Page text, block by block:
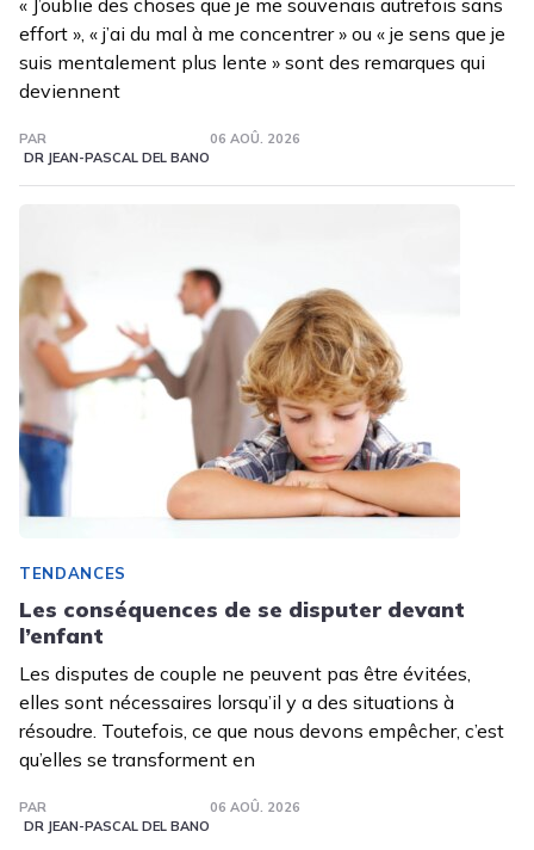
effort », « j’ai du mal à me concentrer » ou « je sens que je
suis mentalement plus lente » sont des remarques qui
deviennent
PAR
DR JEAN-PASCAL DEL BANO
06 AOÛ. 2026
TENDANCES
Les conséquences de se disputer devant
l’enfant
Les disputes de couple ne peuvent pas être évitées,
elles sont nécessaires lorsqu’il y a des situations à
résoudre. Toutefois, ce que nous devons empêcher, c’est
qu’elles se transforment en
PAR
DR JEAN-PASCAL DEL BANO
06 AOÛ. 2026